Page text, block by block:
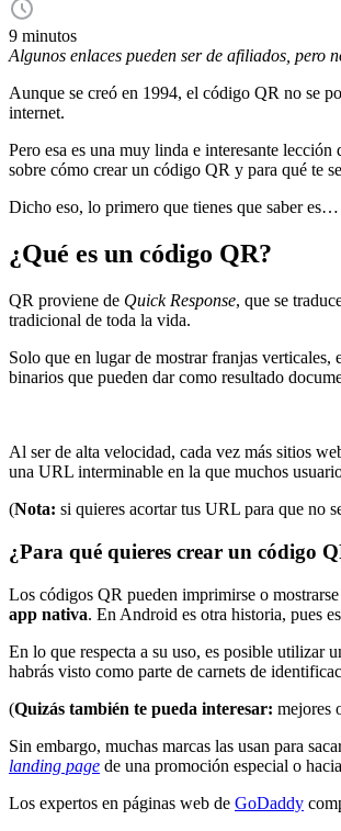
9 minutos
Algunos enlaces pueden ser de afiliados, pero
Aunque se creó en 1994, el código QR no se
internet.
Pero esa es una muy linda e interesante
sobre cómo crear un código QR y para qué te
Dicho eso, lo primero que tienes que saber es…
¿Qué es un código QR?
QR proviene de Quick Response, que se
tradicional de toda la vida.
Solo que en lugar de mostrar franjas verticales,
binarios que pueden dar como resultado
Al ser de alta velocidad, cada vez más sitios
una URL interminable en la que muchos
(Nota: si quieres acortar tus URL para que no
¿Para qué quieres crear un código
Los códigos QR pueden imprimirse o
app nativa. En Android es otra historia, pues
En lo que respecta a su uso, es posible utilizar
habrás visto como parte de carnets de
(Quizás también te pueda interesar: mejores
Sin embargo, muchas marcas las usan para
landing page de una promoción especial o
Los expertos en páginas web de GoDaddy